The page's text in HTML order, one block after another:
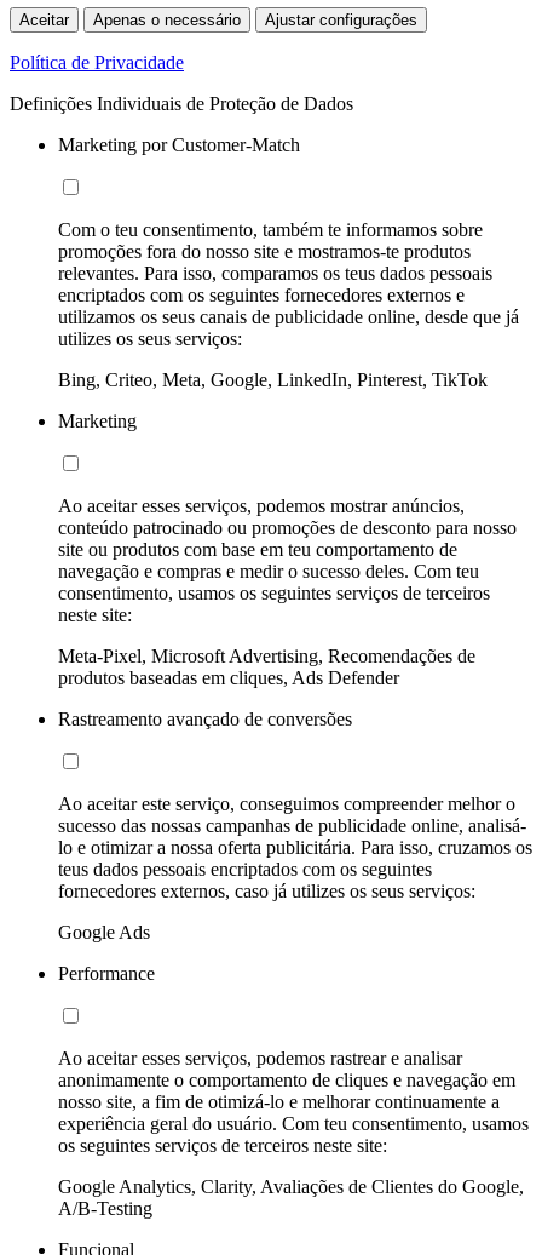
Aceitar Apenas o necessário Ajustar configurações
Política de Privacidade
Definições Individuais de Proteção de Dados
Marketing por Customer-Match
Com o teu consentimento, também te informamos sobre
promoções fora do nosso site e mostramos-te produtos
relevantes. Para isso, comparamos os teus dados pessoais
encriptados com os seguintes fornecedores externos e
utilizamos os seus canais de publicidade online, desde que já
utilizes os seus serviços:
Bing, Criteo, Meta, Google, LinkedIn, Pinterest, TikTok
Marketing
Ao aceitar esses serviços, podemos mostrar anúncios,
conteúdo patrocinado ou promoções de desconto para nosso
site ou produtos com base em teu comportamento de
navegação e compras e medir o sucesso deles. Com teu
consentimento, usamos os seguintes serviços de terceiros
neste site:
Meta-Pixel, Microsoft Advertising, Recomendações de
produtos baseadas em cliques, Ads Defender
Rastreamento avançado de conversões
Ao aceitar este serviço, conseguimos compreender melhor o
sucesso das nossas campanhas de publicidade online, analisá-
lo e otimizar a nossa oferta publicitária. Para isso, cruzamos os
teus dados pessoais encriptados com os seguintes
fornecedores externos, caso já utilizes os seus serviços:
Google Ads
Performance
Ao aceitar esses serviços, podemos rastrear e analisar
anonimamente o comportamento de cliques e navegação em
nosso site, a fim de otimizá-lo e melhorar continuamente a
experiência geral do usuário. Com teu consentimento, usamos
os seguintes serviços de terceiros neste site:
Google Analytics, Clarity, Avaliações de Clientes do Google,
A/B-Testing
Funcional